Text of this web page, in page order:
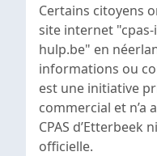
Certains citoyens
site internet "
hulp.be" en
informations ou
est une initiative
commercial et n’a
CPAS
officielle.